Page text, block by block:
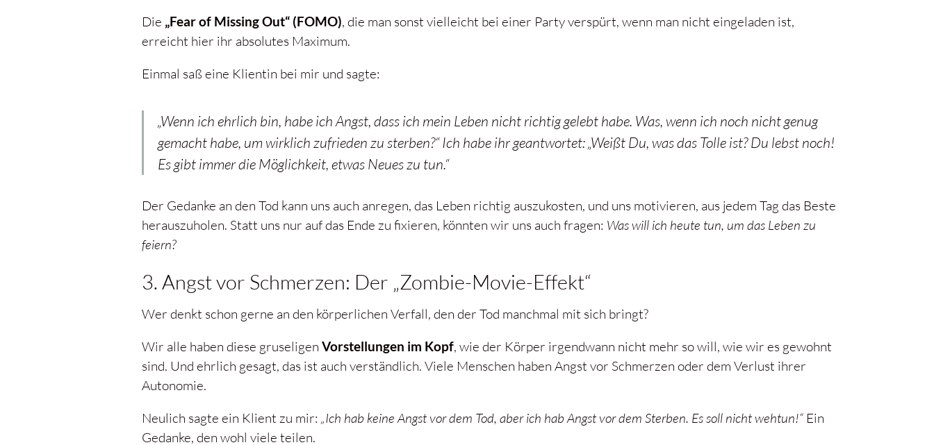
Die „Fear of Missing Out“ (FOMO), die man sonst vielleicht bei einer Party verspürt, wenn man nicht eingeladen ist,
erreicht hier ihr absolutes Maximum.
Einmal saß eine Klientin bei mir und sagte:
„Wenn ich ehrlich bin, habe ich Angst, dass ich mein Leben nicht richtig gelebt habe. Was, wenn ich noch nicht genug
gemacht habe, um wirklich zufrieden zu sterben?“Ich habe ihr geantwortet: „Weißt Du, was das Tolle ist? Du lebst noch!
Es gibt immer die Möglichkeit, etwas Neues zu tun.“
Der Gedanke an den Tod kann uns auch anregen, das Leben richtig auszukosten, und uns motivieren, aus jedem Tag das Beste
herauszuholen. Statt uns nur auf das Ende zu fixieren, könnten wir uns auch fragen: Was will ich heute tun, um das Leben zu
feiern?
3. Angst vor Schmerzen: Der „Zombie-Movie-Effekt“
Wer denkt schon gerne an den körperlichen Verfall, den der Tod manchmal mit sich bringt?
Wir alle haben diese gruseligen Vorstellungen im Kopf, wie der Körper irgendwann nicht mehr so will, wie wir es gewohnt
sind. Und ehrlich gesagt, das ist auch verständlich. Viele Menschen haben Angst vor Schmerzen oder dem Verlust ihrer
Autonomie.
Neulich sagte ein Klient zu mir: „Ich hab keine Angst vor dem Tod, aber ich hab Angst vor dem Sterben. Es soll nicht wehtun!“Ein
Gedanke, den wohl viele teilen.